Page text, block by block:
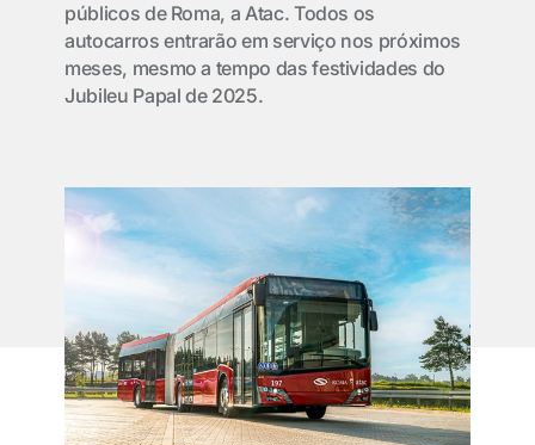
públicos de Roma, a Atac. Todos os
autocarros entrarão em serviço nos próximos
meses, mesmo a tempo das festividades do
Jubileu Papal de 2025.